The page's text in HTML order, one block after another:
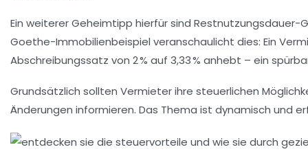
Ein weiterer Geheimtipp hierfür sind
Goethe-Immobilienbeispiel veranschaulicht dies: Ein
Abschreibungssatz von 2 % auf 3,33 % anhebt – ein
Grundsätzlich sollten Vermieter ihre steuerlichen
Änderungen informieren. Das Thema ist dynamisch und